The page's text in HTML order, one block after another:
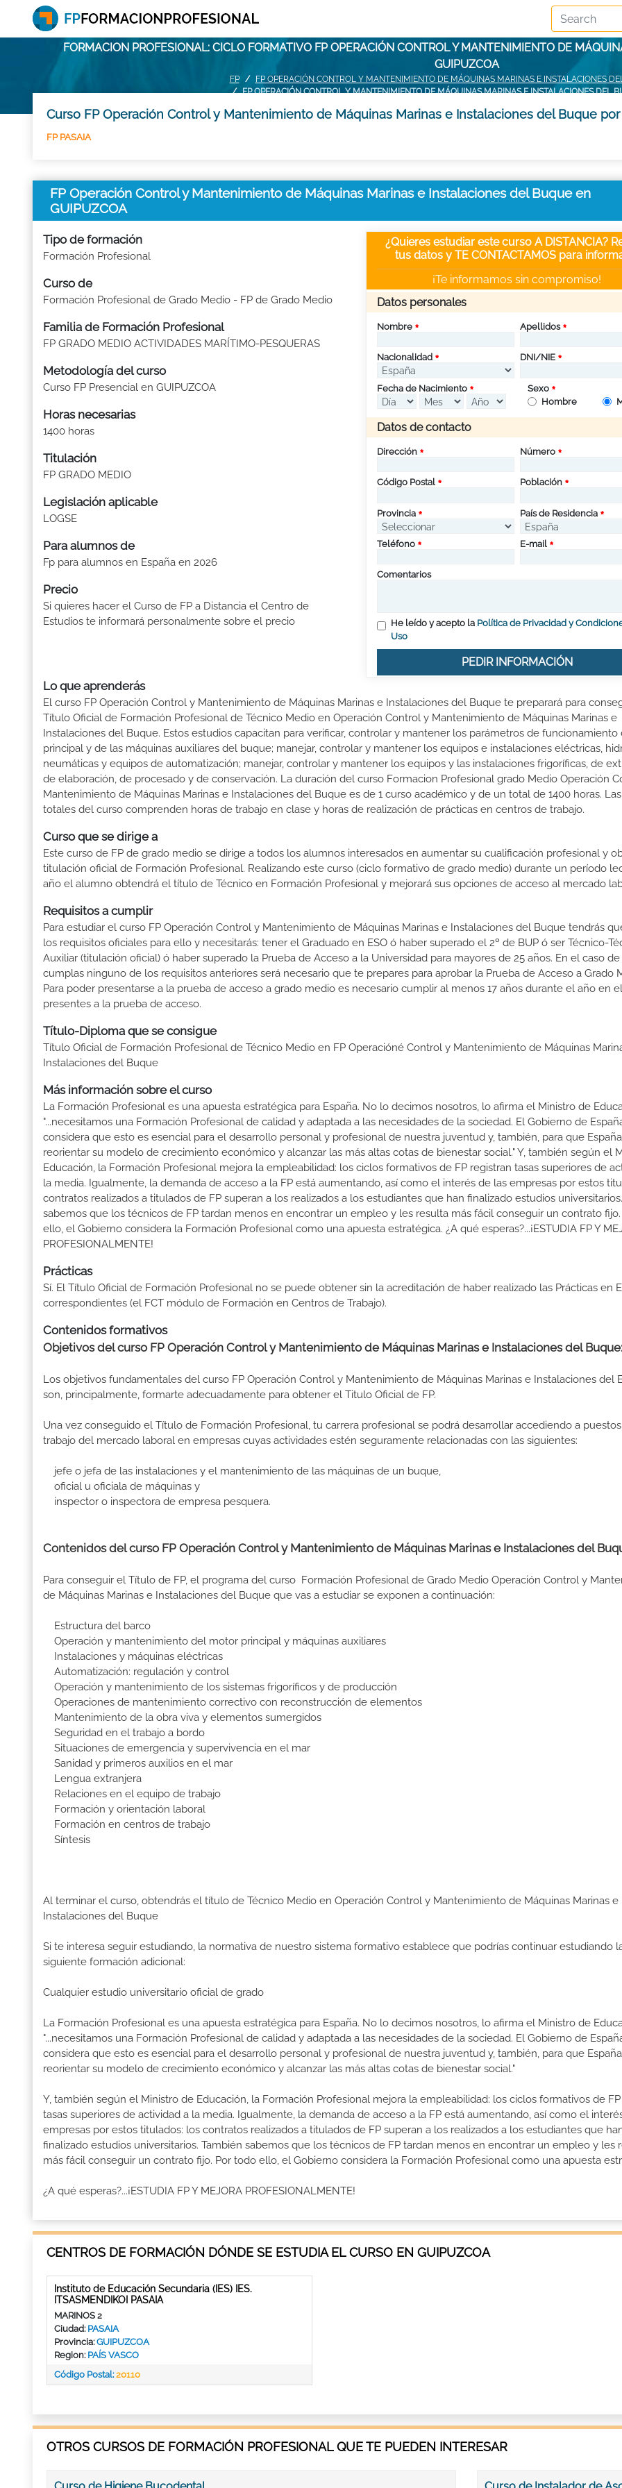
FORMACION PROFESIONAL: CICLO FORMATIVO FP OPERACIÓN CONTROL Y MANTENIMIENTO DE
GUIPUZCOA
FP
FP OPERACIÓN CONTROL Y MANTENIMIENTO DE MÁQUINAS MARINAS E INSTALACIONES
FP OPERACIÓN CONTROL Y MANTENIMIENTO DE MÁQUINAS MARINAS E INSTALACIONES DEL
Curso FP Operación Control y Mantenimiento de Máquinas Marinas e Instalaciones del Buque
FP PASAIA
FP Operación Control y Mantenimiento de Máquinas Marinas e Instalaciones del Buque en
GUIPUZCOA
Tipo de formación
Formación Profesional
Curso de
Formación Profesional de Grado Medio - FP de Grado Medio
Familia de Formación Profesional
FP GRADO MEDIO ACTIVIDADES MARÍTIMO-PESQUERAS
Metodología del curso
Curso FP Presencial en GUIPUZCOA
Horas necesarias
1400 horas
Titulación
FP GRADO MEDIO
Legislación aplicable
LOGSE
Para alumnos de
Fp para alumnos en España en 2026
Precio
Si quieres hacer el Curso de FP a Distancia el Centro de
Estudios te informará personalmente sobre el precio
¿Quieres estudiar este curso A DISTANCIA?
tus datos y TE CONTACTAMOS para
¡Te informamos sin compromiso!
Datos personales
Nombre Apellidos
Nacionalidad DNI/NIE
Fecha de Nacimiento
Sexo
Hombre
Datos de contacto
Dirección Número
Código Postal Población
Provincia País de Residencia
Teléfono E-mail
Comentarios
He leído y acepto la Política de Privacidad y
Uso
PEDIR INFORMACIÓN
Lo que aprenderás
El curso FP Operación Control y Mantenimiento de Máquinas Marinas e Instalaciones del Buque te preparará para
Título Oficial de Formación Profesional de Técnico Medio en Operación Control y Mantenimiento de Máquinas Marinas e
Instalaciones del Buque. Estos estudios capacitan para verificar, controlar y mantener los parámetros de
principal y de las máquinas auxiliares del buque; manejar, controlar y mantener los equipos e instalaciones eléctricas,
neumáticas y equipos de automatización; manejar, controlar y mantener los equipos y las instalaciones frigoríficas, de
de elaboración, de procesado y de conservación. La duración del curso Formacion Profesional grado Medio Operación
Mantenimiento de Máquinas Marinas e Instalaciones del Buque es de 1 curso académico y de un total de 1400 horas.
totales del curso comprenden horas de trabajo en clase y horas de realización de prácticas en centros de trabajo.
Curso que se dirige a
Este curso de FP de grado medio se dirige a todos los alumnos interesados en aumentar su cualificación profesional y
titulación oficial de Formación Profesional. Realizando este curso (ciclo formativo de grado medio) durante un período
año el alumno obtendrá el título de Técnico en Formación Profesional y mejorará sus opciones de acceso al mercado
Requisitos a cumplir
Para estudiar el curso FP Operación Control y Mantenimiento de Máquinas Marinas e Instalaciones del Buque tendrás
los requisitos oficiales para ello y necesitarás: tener el Graduado en ESO ó haber superado el 2º de BUP ó ser Técnico-
Auxiliar (titulación oficial) ó haber superado la Prueba de Acceso a la Universidad para mayores de 25 años. En el caso
cumplas ninguno de los requisitos anteriores será necesario que te prepares para aprobar la Prueba de Acceso a Grado
Para poder presentarse a la prueba de acceso a grado medio es necesario cumplir al menos 17 años durante el año en
presentes a la prueba de acceso.
Título-Diploma que se consigue
Título Oficial de Formación Profesional de Técnico Medio en FP Operacióné Control y Mantenimiento de Máquinas
Instalaciones del Buque
Más información sobre el curso
La Formación Profesional es una apuesta estratégica para España. No lo decimos nosotros, lo afirma el Ministro de
"...necesitamos una Formación Profesional de calidad y adaptada a las necesidades de la sociedad. El Gobierno de
considera que esto es esencial para el desarrollo personal y profesional de nuestra juventud y, también, para que
reorientar su modelo de crecimiento económico y alcanzar las más altas cotas de bienestar social." Y, también según el
Educación, la Formación Profesional mejora la empleabilidad: los ciclos formativos de FP registran tasas superiores de
la media. Igualmente, la demanda de acceso a la FP está aumentando, así como el interés de las empresas por estos
contratos realizados a titulados de FP superan a los realizados a los estudiantes que han finalizado estudios
sabemos que los técnicos de FP tardan menos en encontrar un empleo y les resulta más fácil conseguir un contrato
ello, el Gobierno considera la Formación Profesional como una apuesta estratégica. ¿A qué esperas?...¡ESTUDIA FP Y
PROFESIONALMENTE!
Prácticas
Sí. El Título Oficial de Formación Profesional no se puede obtener sin la acreditación de haber realizado las Prácticas en
correspondientes (el FCT módulo de Formación en Centros de Trabajo).
Contenidos formativos
Objetivos del curso FP Operación Control y Mantenimiento de Máquinas Marinas e Instalaciones del Buque:
Los objetivos fundamentales del curso FP Operación Control y Mantenimiento de Máquinas Marinas e Instalaciones del
son, principalmente, formarte adecuadamente para obtener el Titulo Oficial de FP.
Una vez conseguido el Título de Formación Profesional, tu carrera profesional se podrá desarrollar accediendo a
trabajo del mercado laboral en empresas cuyas actividades estén seguramente relacionadas con las siguientes:
jefe o jefa de las instalaciones y el mantenimiento de las máquinas de un buque,
oficial u oficiala de máquinas y
inspector o inspectora de empresa pesquera.
Contenidos del curso FP Operación Control y Mantenimiento de Máquinas Marinas e Instalaciones del
Para conseguir el Título de FP, el programa del curso Formación Profesional de Grado Medio Operación Control y
de Máquinas Marinas e Instalaciones del Buque que vas a estudiar se exponen a continuación:
Estructura del barco
Operación y mantenimiento del motor principal y máquinas auxiliares
Instalaciones y máquinas eléctricas
Automatización: regulación y control
Operación y mantenimiento de los sistemas frigoríficos y de producción
Operaciones de mantenimiento correctivo con reconstrucción de elementos
Mantenimiento de la obra viva y elementos sumergidos
Seguridad en el trabajo a bordo
Situaciones de emergencia y supervivencia en el mar
Sanidad y primeros auxilios en el mar
Lengua extranjera
Relaciones en el equipo de trabajo
Formación y orientación laboral
Formación en centros de trabajo
Síntesis
Al terminar el curso, obtendrás el título de Técnico Medio en Operación Control y Mantenimiento de Máquinas Marinas e
Instalaciones del Buque
Si te interesa seguir estudiando, la normativa de nuestro sistema formativo establece que podrías continuar estudiando
siguiente formación adicional:
Cualquier estudio universitario oficial de grado
La Formación Profesional es una apuesta estratégica para España. No lo decimos nosotros, lo afirma el Ministro de
"...necesitamos una Formación Profesional de calidad y adaptada a las necesidades de la sociedad. El Gobierno de
considera que esto es esencial para el desarrollo personal y profesional de nuestra juventud y, también, para que
reorientar su modelo de crecimiento económico y alcanzar las más altas cotas de bienestar social."
Y, también según el Ministro de Educación, la Formación Profesional mejora la empleabilidad: los ciclos formativos de
tasas superiores de actividad a la media. Igualmente, la demanda de acceso a la FP está aumentando, así como el
empresas por estos titulados: los contratos realizados a titulados de FP superan a los realizados a los estudiantes que
finalizado estudios universitarios. También sabemos que los técnicos de FP tardan menos en encontrar un empleo y les
más fácil conseguir un contrato fijo. Por todo ello, el Gobierno considera la Formación Profesional como una apuesta
¿A qué esperas?...¡ESTUDIA FP Y MEJORA PROFESIONALMENTE!
CENTROS DE FORMACIÓN DÓNDE SE ESTUDIA EL CURSO EN GUIPUZCOA
Instituto de Educación Secundaria (IES) IES.
ITSASMENDIKOI PASAIA
MARINOS 2
Ciudad: PASAIA
Provincia:GUIPUZCOA
Region: PAÍS VASCO
Código Postal:20110
OTROS CURSOS DE FORMACIÓN PROFESIONAL QUE TE PUEDEN INTERESAR